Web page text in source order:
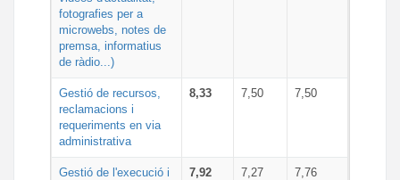
fotografies per a
microwebs, notes de
premsa, informatius
de ràdio...)
Gestió de recursos,
reclamacions i
requeriments en via
administrativa
8,33 7,50 7,50
Gestió de l'execució i
7,92 7,27 7,76